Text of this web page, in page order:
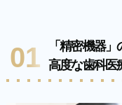
01
「精密機器
高度な歯科医